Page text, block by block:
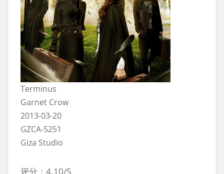
Terminus
Garnet Crow
2013-03-20
GZCA-5251
Giza Studio
评分：4.10/5